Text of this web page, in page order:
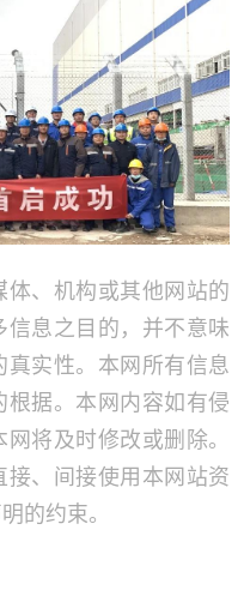
体、机构或其他网站的
信息之目的，并不意味
真实性。本网所有信息
据。本网内容如有侵
将及时修改或删除。
接、间接使用本网站资
的约束。